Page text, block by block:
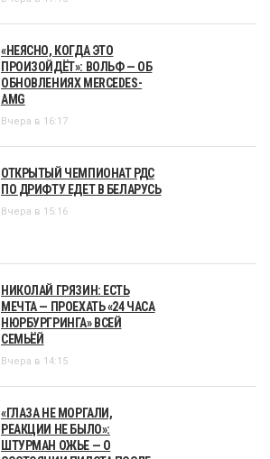
«НЕЯСНО, КОГДА ЭТО
ПРОИЗОЙДЁТ»: ВОЛЬФ — ОБ
ОБНОВЛЕНИЯХ MERCEDES-
AMG
Вчера в 16:17
ОТКРЫТЫЙ ЧЕМПИОНАТ РДС
ПО ДРИФТУ ЕДЕТ В БЕЛАРУСЬ
Вчера в 15:16
НИКОЛАЙ ГРЯЗИН: ЕСТЬ
МЕЧТА — ПРОЕХАТЬ «24 ЧАСА
НЮРБУРГРИНГА» ВСЕЙ
СЕМЬЁЙ
Вчера в 14:15
«ГЛАЗА НЕ МОРГАЛИ,
РЕАКЦИИ НЕ БЫЛО»:
ШТУРМАН ОЖЬЕ — О